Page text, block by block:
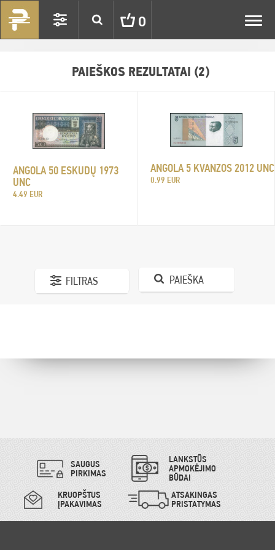
0
PAIEŠKOS REZULTATAI (2)
ANGOLA 50 ESKUDŲ 1973
UNC
4.49 EUR
ANGOLA 5 KVANZOS 2012 UNC
0.99 EUR
FILTRAS PAIEŠKA
SAUGUS
PIRKIMAS
LANKSTŪS
APMOKĖJIMO
BŪDAI
KRUOPŠTUS
ĮPAKAVIMAS
ATSAKINGAS
PRISTATYMAS